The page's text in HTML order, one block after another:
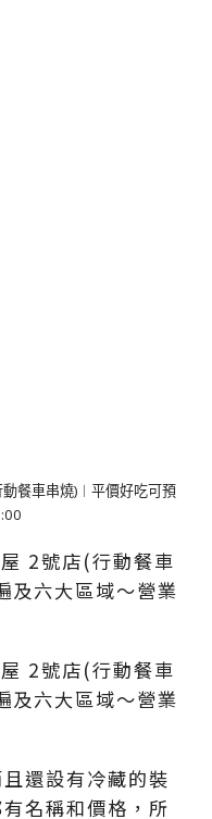
還設有冷藏的裝
名稱和價格，所